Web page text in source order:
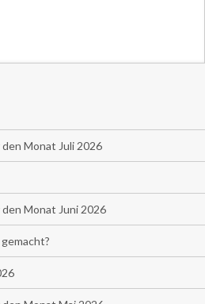
Monat Juli 2026
Monat Juni 2026